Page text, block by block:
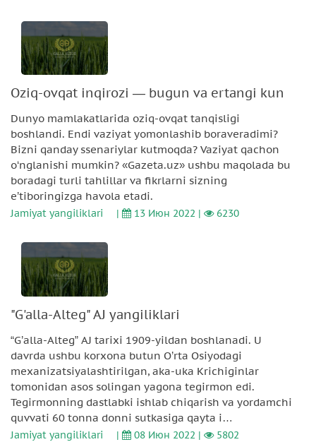
Oziq-ovqat inqirozi — bugun va ertangi kun
Dunyo mamlakatlarida oziq-ovqat tanqisligi
boshlandi. Endi vaziyat yomonlashib boraveradimi?
Bizni qanday ssenariylar kutmoqda? Vaziyat qachon
o‘nglanishi mumkin? «Gazeta.uz» ushbu maqolada bu
boradagi turli tahlillar va fikrlarni sizning
e’tiboringizga havola etadi.
Jamiyat yangiliklari | 13 Июн 2022 | 6230
"G'alla-Alteg" AJ yangiliklari
“G’alla-Alteg” AJ tarixi 1909-yildan boshlanadi. U
davrda ushbu korxona butun O’rta Osiyodagi
mexanizatsiyalashtirilgan, aka-uka Krichiginlar
tomonidan asos solingan yagona tegirmon edi.
Tegirmonning dastlabki ishlab chiqarish va yordamchi
quvvati 60 tonna donni sutkasiga qayta i…
Jamiyat yangiliklari | 08 Июн 2022 | 5802